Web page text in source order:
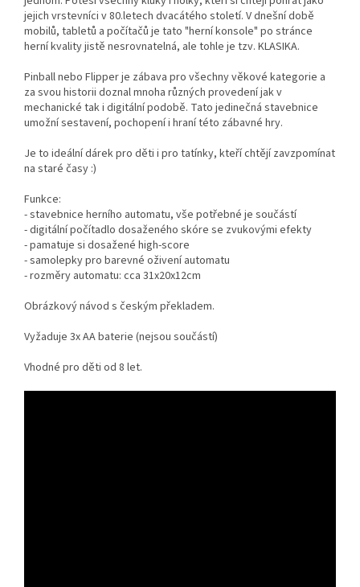
jejich vrstevníci v 80.letech dvacátého století. V dnešní době
mobilů, tabletů a počítačů je tato "herní konsole" po stránce
herní kvality jistě nesrovnatelná, ale tohle je tzv. KLASIKA.
Pinball nebo Flipper je zábava pro všechny věkové kategorie a
za svou historii doznal mnoha různých provedení jak v
mechanické tak i digitální podobě. Tato jedinečná stavebnice
umožní sestavení, pochopení i hraní této zábavné hry.
Je to ideální dárek pro děti i pro tatínky, kteří chtějí zavzpomínat
na staré časy :)
Funkce:
- stavebnice herního automatu, vše potřebné je součástí
- digitální počítadlo dosaženého skóre se zvukovými efekty
- pamatuje si dosažené high-score
- samolepky pro barevné oživení automatu
- rozměry automatu: cca 31x20x12cm
Obrázkový návod s českým překladem.
Vyžaduje 3x AA baterie (nejsou součástí)
Vhodné pro děti od 8 let.